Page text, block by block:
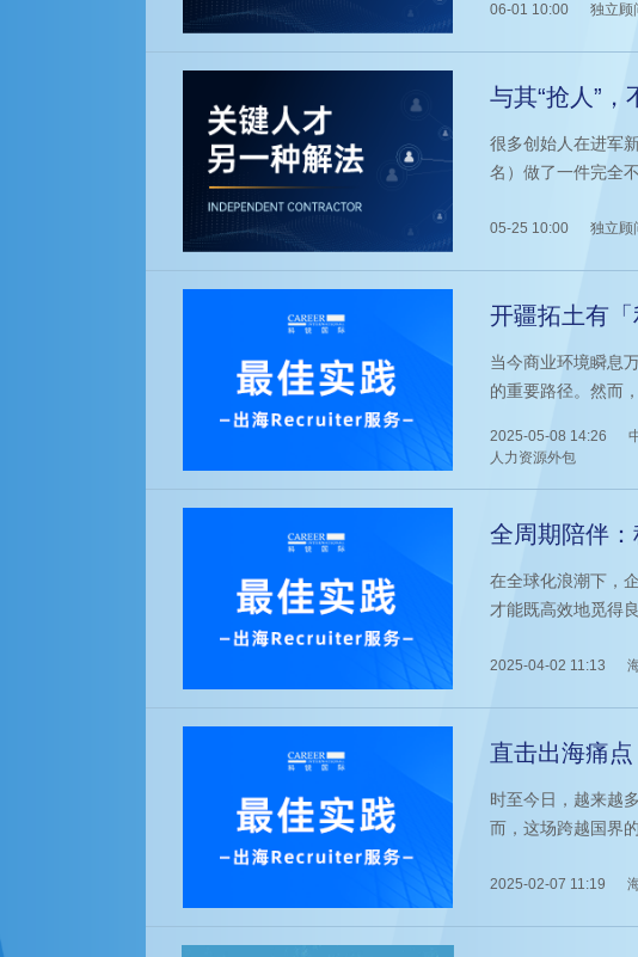
能够及时匹配项目
06-01 10:00 独立顾
与其“抢人”，
很多创始人在进军
名）做了一件完全
行业专家。在接下
05-25 10:00 独立顾
开疆拓土有
当今商业环境瞬息
的重要路径。然而
下英国专业人力资
2025-05-08 14:26
人力资源外包
全周期陪伴
在全球化浪潮下，
才能既高效地觅得
Recruiter 招聘专家
2025-04-02 11:13
直击出海痛
时至今日，越来越
而，这场跨越国界
员——Recruiter犹如
2025-02-07 11:19